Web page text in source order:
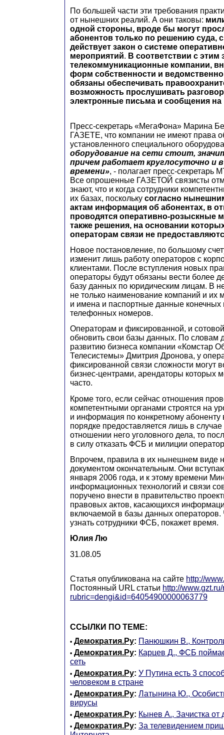
По большей части эти требования
от нынешних реалий. А они таковы:
одной стороны, вроде бы могут
абонентов только по решению суда,
действует закон о системе
мероприятий. В соответствии с этим
телекоммуникационные компании,
форм собственности и
обязаны обеспечивать
возможность прослушивать
электронные письма и сообщения на
Пресс-секретарь «МегаФона» Марина
ГАЗЕТЕ, что компании не имеют права
установленного специального
оборудование на сети стоит,
причем работает круглосуточно и
времени», - полагает пресс-
Все опрошенные ГАЗЕТОЙ связисты
знают, что и когда сотрудники
их базах, поскольку согласно
актам информация об абонентах, в
проводятся оперативно-розыскные
также решения, на основании
операторам связи не
Новое постановление, по большому
изменит лишь работу операторов с
клиентами. После вступления новых
операторы будут обязаны вести более
базу данных по юридическим лицам. В
не только наименование компаний и их
и имена и паспортные данные конечных
телефонных номеров.
Операторам и фиксированной, и
обновить свои базы данных. По словам
развитию бизнеса компании «Комстар
Телесистемы» Дмитрия Дронова, у
фиксированной связи сложности могут
бизнес-центрами, арендаторы которых
часто.
Кроме того, если сейчас отношения
компетентными органами строятся на
и информация по конкретному абоненту
порядке предоставляется лишь в
отношении него уголовного дела, то
в силу отказать ФСБ и милиции
Впрочем, правила в их нынешнем виде
документом окончательным. Они
января 2006 года, и к этому времени
информационных технологий и связи
поручено внести в правительство
правовых актов, касающихся
включаемой в базы данных операторов.
узнать сотрудники ФСБ, покажет время.
Юлия Лю
31.08.05
Статья опубликована на сайте http://
Постоянный URL статьи http://
rubric=dengi&id=64054900000063779
ССЫЛКИ ПО ТЕМЕ:
• Демократия.Ру: Панюшкин В.,
• Демократия.Ру: Карцев Д., ФСБ
сеть
• Демократия.Ру: У Путина есть 3
человеком в стране
• Демократия.Ру: Латынина Ю.,
вирусы
• Демократия.Ру: Кынев А., Зачистка от
• Демократия.Ру: За телевидением